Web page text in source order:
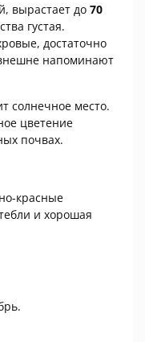
вырастает до 70
густая.
достаточно
напоминают
солнечное место.
цветение
почвах.
красные
и хорошая